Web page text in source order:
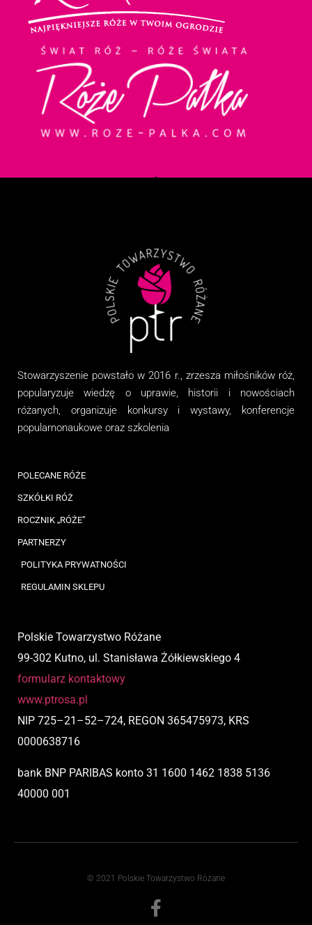
Stowarzyszenie powstało w 2016 r., zrzesza miłośników róż,
popularyzuje wiedzę o uprawie, historii i nowościach
różanych, organizujekonkursy i wystawy, konferencje
popularnonaukowe oraz szkolenia
POLECANE RÓŻE
SZKÓŁKI RÓŻ
ROCZNIK „RÓŻE”
PARTNERZY
POLITYKA PRYWATNOŚCI
REGULAMIN SKLEPU
Polskie Towarzystwo Różane
99-302 Kutno, ul. Stanisława Żółkiewskiego 4
formularz kontaktowy
www.ptrosa.pl
NIP 725–21 –52–724, REGON 365475973, KRS
0000638716
bank BNP PARIBAS konto 31 1600 1462 1838 5136
40000 001
© 2021 Polskie Towarzystwo Różane